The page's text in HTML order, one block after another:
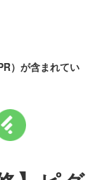
）が含まれてい